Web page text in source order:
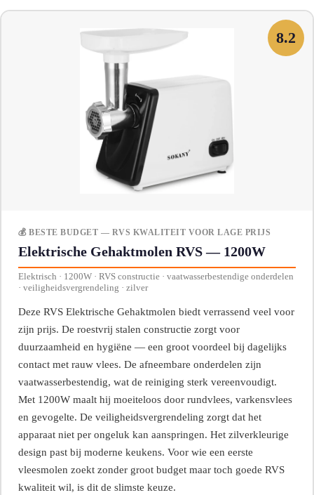
8.2
💰 BESTE BUDGET — RVS KWALITEIT VOOR LAGE PRIJS
Elektrische Gehaktmolen RVS — 1200W
Elektrisch · 1200W · RVS constructie · vaatwasserbestendige onderdelen
· veiligheidsvergrendeling · zilver
Deze RVS Elektrische Gehaktmolen biedt verrassend veel voor
zijn prijs. De roestvrij stalen constructie zorgt voor
duurzaamheid en hygiëne — een groot voordeel bij dagelijks
contact met rauw vlees. De afneembare onderdelen zijn
vaatwasserbestendig, wat de reiniging sterk vereenvoudigt.
Met 1200W maalt hij moeiteloos door rundvlees, varkensvlees
en gevogelte. De veiligheidsvergrendeling zorgt dat het
apparaat niet per ongeluk kan aanspringen. Het zilverkleurige
design past bij moderne keukens. Voor wie een eerste
vleesmolen zoekt zonder groot budget maar toch goede RVS
kwaliteit wil, is dit de slimste keuze.